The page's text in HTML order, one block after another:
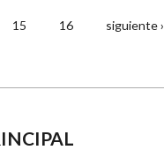
15 16 siguiente ›